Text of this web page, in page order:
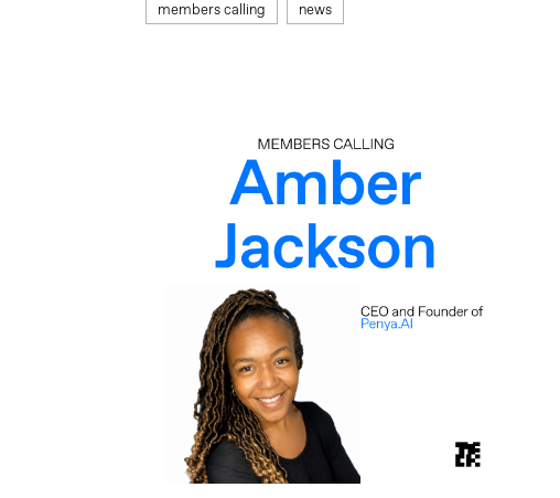
members calling news